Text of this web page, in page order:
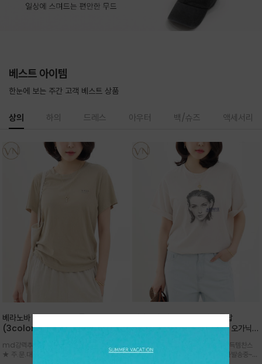
베스트 아이템
한눈에 보는 주간 고객 베스트 상품
베라노바 심플 VN13 코튼탑
(3color)*썸머 바이오 강연/ 스판 너
더더기 없이 깔끔한 무드가 매력적인
VN13 코튼 티셔츠
md강력추천 2026 신상품 ★한정 대박 세일
★ 주.문.대.폭.주 - 전컬러 인기~순차발송중
베라노바 어반 우먼 강연 코튼탑
(2color) *한여름 내내 입는 오가닉
워크 (Line Work) & 스케치/감각적
인 아트워크 프린트가 시선을 끄는 루즈
md강력추천 2026 신상품 ★대박 득템찬스
~~ 주.문.대.폭.주 - 전컬러 인기~순차발송중~★
상의 하의 드레스 아우터 백/슈즈 액세서리